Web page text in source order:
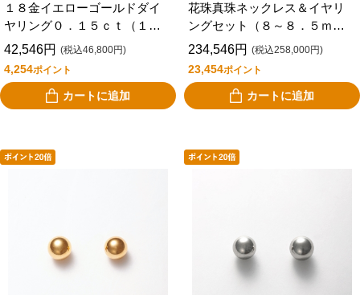
１８金イエローゴールドダイ
ヤリング０．１５ｃｔ（１７
号）
42,546円 (税込46,800円)
4,254ポイント
カートに追加
花珠真珠ネックレス＆イヤリ
ングセット（８～８．５ｍｍ
玉）
234,546円 (税込258,000円)
23,454ポイント
カートに追加